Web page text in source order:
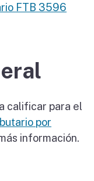
FTB 3596
calificar para el
por
información.